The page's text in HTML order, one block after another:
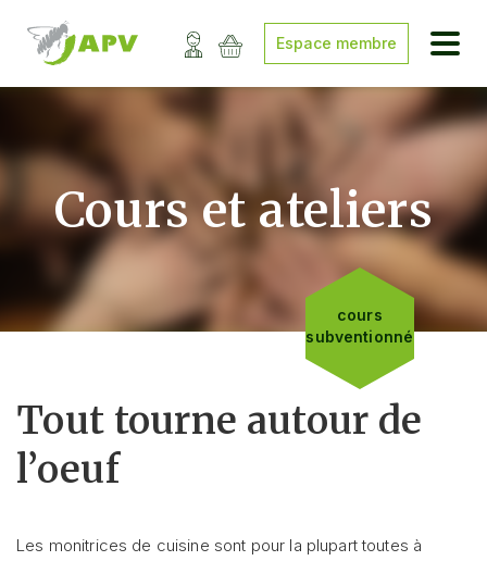
Espace membre
Cours et ateliers
cours
subventionné
Tout tourne autour de
l’oeuf
Les monitrices de cuisine sont pour la plupart toutes à